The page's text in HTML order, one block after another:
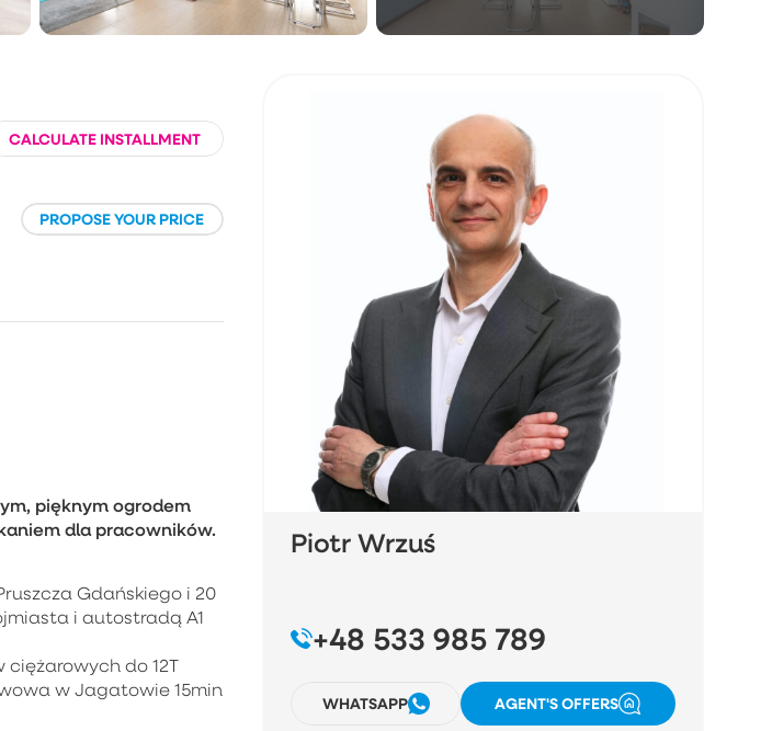
CALCULATE INSTALLMENT
PROPOSE YOUR PRICE
pięknym ogrodem
dla pracowników.
Gdańskiego i 20
i autostradą A1
do 12T
w Jagatowie 15min
Piotr Wrzuś
+48 533 985 789
WHATSAPP AGENT'S OFFERS